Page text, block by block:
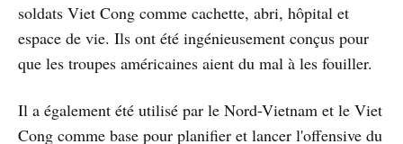
soldats Viet Cong comme cachette, abri, hôpital et
espace de vie. Ils ont été ingénieusement conçus pour
que les troupes américaines aient du mal à les fouiller.
Il a également été utilisé par le Nord-Vietnam et le Viet
Cong comme base pour planifier et lancer l'offensive du